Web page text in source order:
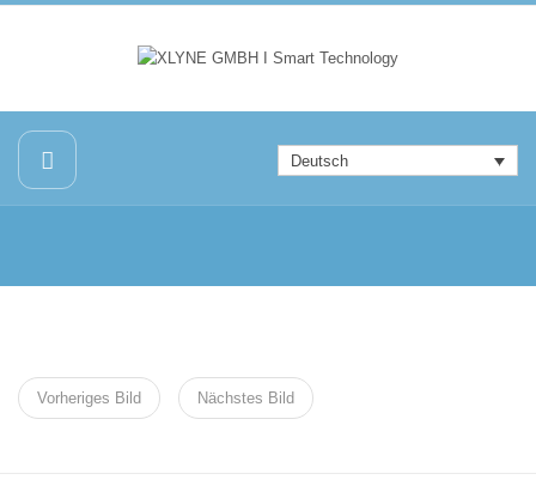
Deutsch
Vorheriges Bild Nächstes Bild